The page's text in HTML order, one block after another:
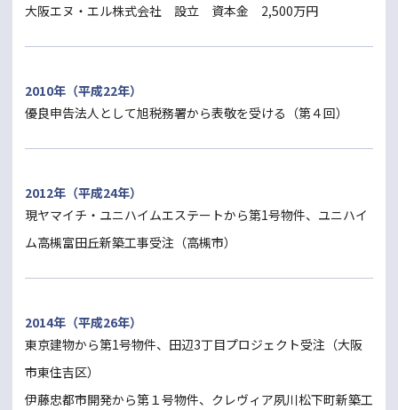
大阪エヌ・エル株式会社 設立 資本金 2,500万円
2010年（平成22年）
優良申告法人として旭税務署から表敬を受ける（第４回）
2012年（平成24年）
現ヤマイチ・ユニハイムエステートから第1号物件、ユニハイ
ム高槻富田丘新築工事受注（高槻市）
2014年（平成26年）
東京建物から第1号物件、田辺3丁目プロジェクト受注（大阪
市東住吉区）
伊藤忠都市開発から第１号物件、クレヴィア夙川松下町新築工